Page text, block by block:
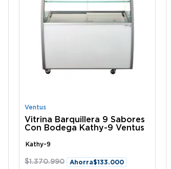
Ventus
Vitrina Barquillera 9 Sabores
Con Bodega Kathy-9 Ventus
Kathy-9
$1.370.990 Ahorra$133.000